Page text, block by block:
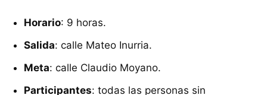
Horario: 9 horas.
Salida: calle Mateo Inurria.
Meta: calle Claudio Moyano.
Participantes: todas las personas sin